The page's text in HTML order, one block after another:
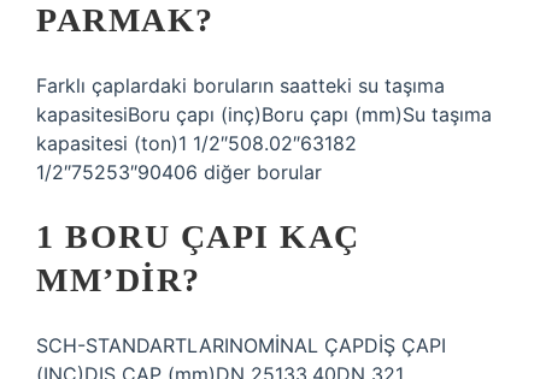
PARMAK?
Farklı çaplardaki boruların saatteki su taşıma
kapasitesiBoru çapı (inç)Boru çapı (mm)Su taşıma
kapasitesi (ton)1 1/2″508.02″63182
1/2″75253″90406 diğer borular
1 BORU ÇAPI KAÇ
MM’DIR?
SCH-STANDARTLARINOMİNAL ÇAPDİŞ ÇAPI
(INC)DIŞ ÇAP (mm)DN 25133,40DN 321